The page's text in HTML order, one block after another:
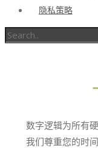
隐私策略
数字逻辑为所有
我们尊重您的时